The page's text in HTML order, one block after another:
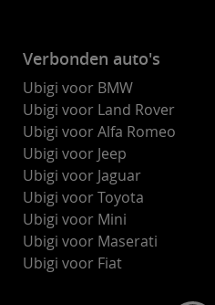
Verbonden auto's
Ubigi voor BMW
Ubigi voor Land Rover
Ubigi voor Alfa Romeo
Ubigi voor Jeep
Ubigi voor Jaguar
Ubigi voor Toyota
Ubigi voor Mini
Ubigi voor Maserati
Ubigi voor Fiat